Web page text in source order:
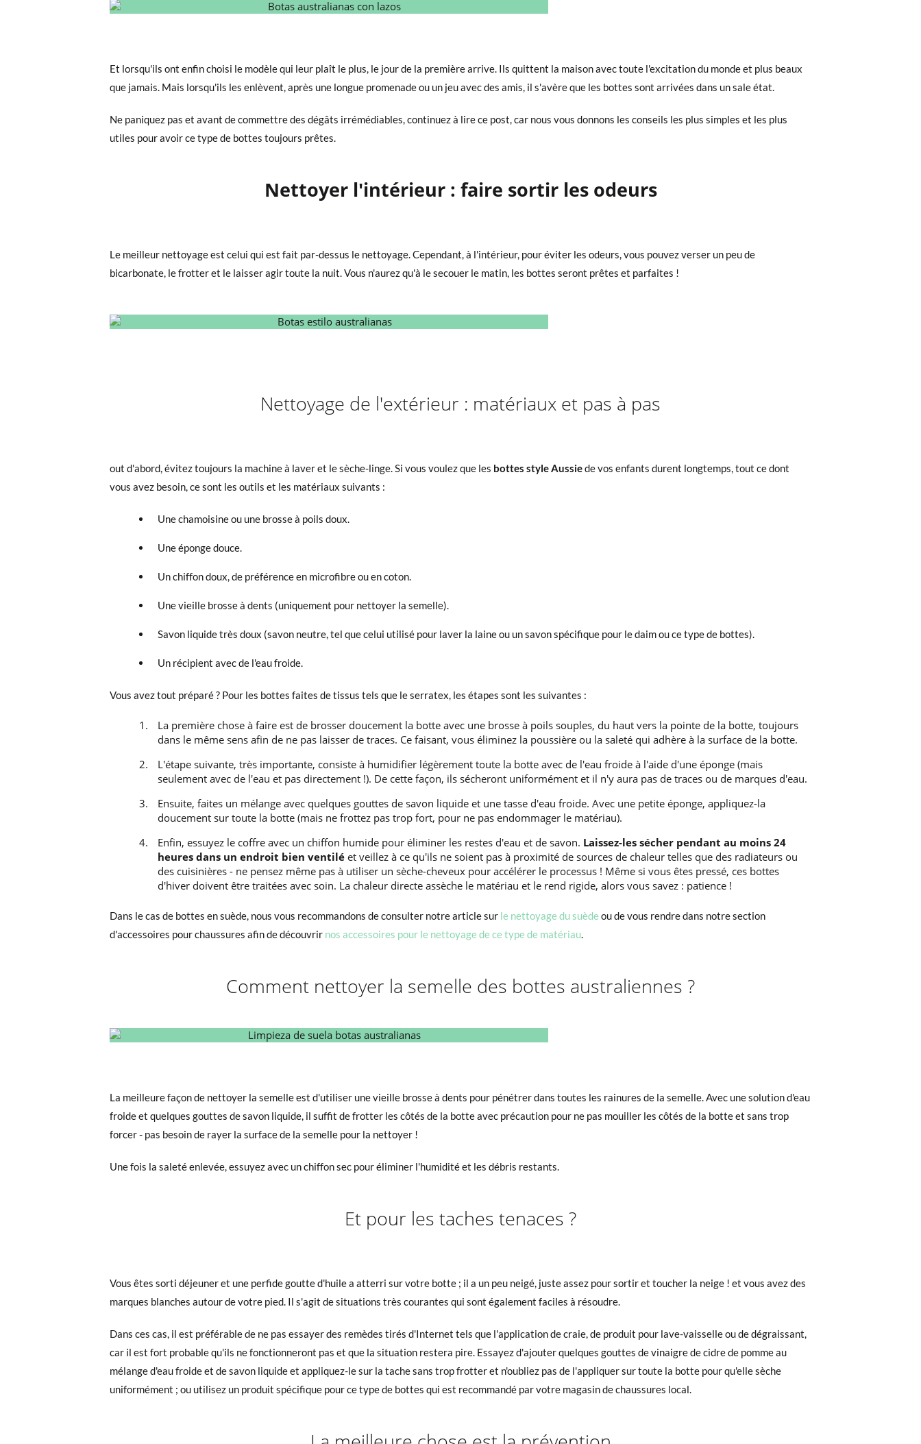
Et lorsqu'ils ont enfin choisi le modèle qui leur plaît le plus, le jour de la première arrive. Ils quittent la maison avec toute l'excitation du monde et plus beaux
que jamais. Mais lorsqu'ils les enlèvent, après une longue promenade ou un jeu avec des amis, il s'avère que les bottes sont arrivées dans un sale état.
Ne paniquez pas et avant de commettre des dégâts irrémédiables, continuez à lire ce post, car nous vous donnons les conseils les plus simples et les plus
utiles pour avoir ce type de bottes toujours prêtes.
Nettoyer l'intérieur : faire sortir les odeurs
Le meilleur nettoyage est celui qui est fait par-dessus le nettoyage. Cependant, à l'intérieur, pour éviter les odeurs, vous pouvez verser un peu de
bicarbonate, le frotter et le laisser agir toute la nuit. Vous n'aurez qu'à le secouer le matin, les bottes seront prêtes et parfaites !
Nettoyage de l'extérieur : matériaux et pas à pas
out d'abord, évitez toujours la machine à laver et le sèche-linge. Si vous voulez que les bottes style Aussiede vos enfants durent longtemps, tout ce dont
vous avez besoin, ce sont les outils et les matériaux suivants :
Une chamoisine ou une brosse à poils doux.
Une éponge douce.
Un chiffon doux, de préférence en microfibre ou en coton.
Une vieille brosse à dents (uniquement pour nettoyer la semelle).
Savon liquide très doux (savon neutre, tel que celui utilisé pour laver la laine ou un savon spécifique pour le daim ou ce type de bottes).
Un récipient avec de l'eau froide.
Vous avez tout préparé ? Pour les bottes faites de tissus tels que le serratex, les étapes sont les suivantes :
La première chose à faire est de brosser doucement la botte avec une brosse à poils souples, du haut vers la pointe de la botte, toujours
dans le même sens afin de ne pas laisser de traces. Ce faisant, vous éliminez la poussière ou la saleté qui adhère à la surface de la botte.
L'étape suivante, très importante, consiste à humidifier légèrement toute la botte avec de l'eau froide à l'aide d'une éponge (mais
seulement avec de l'eau et pas directement !). De cette façon, ils sécheront uniformément et il n'y aura pas de traces ou de marques d'eau.
Ensuite, faites un mélange avec quelques gouttes de savon liquide et une tasse d'eau froide. Avec une petite éponge, appliquez-la
doucement sur toute la botte (mais ne frottez pas trop fort, pour ne pas endommager le matériau).
Enfin, essuyez le coffre avec un chiffon humide pour éliminer les restes d'eau et de savon. Laissez-les sécher pendant au moins 24
heures dans un endroit bien ventilé et veillez à ce qu'ils ne soient pas à proximité de sources de chaleur telles que des radiateurs ou
des cuisinières - ne pensez même pas à utiliser un sèche-cheveux pour accélérer le processus ! Même si vous êtes pressé, ces bottes
d'hiver doivent être traitées avec soin. La chaleur directe assèche le matériau et le rend rigide, alors vous savez : patience !
Dans le cas de bottes en suède, nous vous recommandons de consulter notre article sur le nettoyage du suèdeou de vous rendre dans notre section
d'accessoires pour chaussures afin de découvrir nos accessoires pour le nettoyage de ce type de matériau.
Comment nettoyer la semelle des bottes australiennes ?
La meilleure façon de nettoyer la semelle est d'utiliser une vieille brosse à dents pour pénétrer dans toutes les rainures de la semelle. Avec une solution d'eau
froide et quelques gouttes de savon liquide, il suffit de frotter les côtés de la botte avec précaution pour ne pas mouiller les côtés de la botte et sans trop
forcer - pas besoin de rayer la surface de la semelle pour la nettoyer !
Une fois la saleté enlevée, essuyez avec un chiffon sec pour éliminer l'humidité et les débris restants.
Et pour les taches tenaces ?
Vous êtes sorti déjeuner et une perfide goutte d'huile a atterri sur votre botte ; il a un peu neigé, juste assez pour sortir et toucher la neige ! et vous avez des
marques blanches autour de votre pied. Il s'agit de situations très courantes qui sont également faciles à résoudre.
Dans ces cas, il est préférable de ne pas essayer des remèdes tirés d'Internet tels que l'application de craie, de produit pour lave-vaisselle ou de dégraissant,
car il est fort probable qu'ils ne fonctionneront pas et que la situation restera pire. Essayez d'ajouter quelques gouttes de vinaigre de cidre de pomme au
mélange d'eau froide et de savon liquide et appliquez-le sur la tache sans trop frotter et n'oubliez pas de l'appliquer sur toute la botte pour qu'elle sèche
uniformément ; ou utilisez un produit spécifique pour ce type de bottes qui est recommandé par votre magasin de chaussures local.